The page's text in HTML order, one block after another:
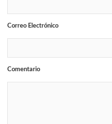
Correo Electrónico
Comentario